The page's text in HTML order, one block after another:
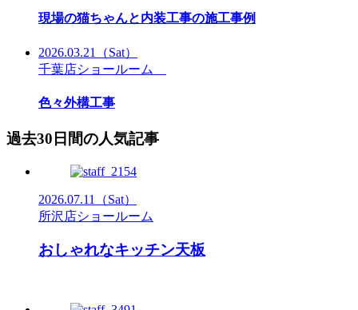
現場の猫ちゃんと内装工事の施工事例
2026.03.21
（Sat）
千葉店ショールーム
色々外構工事
過去30日間の人気記事
2026.07.11
（Sat）
所沢店ショールーム
おしゃれなキッチン天板